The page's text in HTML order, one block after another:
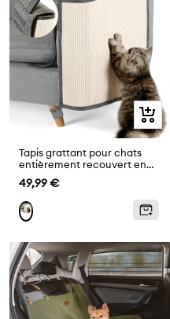
Aperçu
rapide
Tapis grattant pour chats
entièrement recouvert en
faux sisal, protection des
accoudoirs de canapé pour
chats.
Prix
de
vente
49,99 €